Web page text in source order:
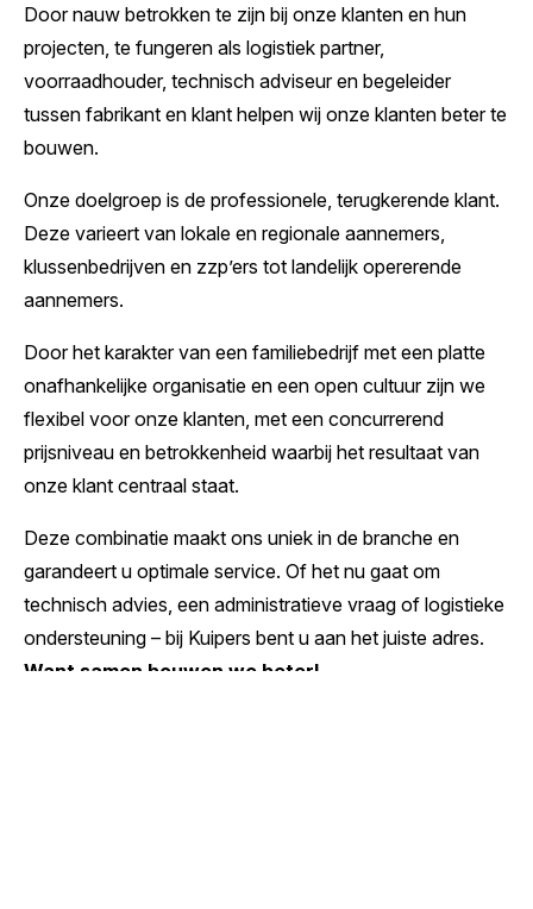
Door nauw betrokken te zijn bij onze klanten en hun
projecten, te fungeren als logistiek partner,
voorraadhouder, technisch adviseur en begeleider
tussen fabrikant en klant helpen wij onze klanten beter te
bouwen.
Onze doelgroep is de professionele, terugkerende klant.
Deze varieert van lokale en regionale aannemers,
klussenbedrijven en zzp’ers tot landelijk opererende
aannemers.
Door het karakter van een familiebedrijf met een platte
onafhankelijke organisatie en een open cultuur zijn we
flexibel voor onze klanten, met een concurrerend
prijsniveau en betrokkenheid waarbij het resultaat van
onze klant centraal staat.
Deze combinatie maakt ons uniek in de branche en
garandeert u optimale service. Of het nu gaat om
technisch advies, een administratieve vraag of logistieke
ondersteuning – bij Kuipers bent u aan het juiste adres.
Want samen bouwen we beter!